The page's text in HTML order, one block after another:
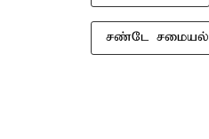
சண்டே சமையல்